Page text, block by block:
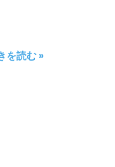
を読む »